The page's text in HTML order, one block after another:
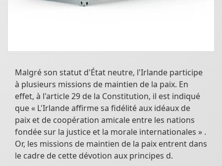
Malgré son statut d'État neutre, l'Irlande participe
à plusieurs missions de maintien de la paix. En
effet, à l'article 29 de la Constitution, il est indiqué
que « L'Irlande affirme sa fidélité aux idéaux de
paix et de coopération amicale entre les nations
fondée sur la justice et la morale internationales » .
Or, les missions de maintien de la paix entrent dans
le cadre de cette dévotion aux principes d.